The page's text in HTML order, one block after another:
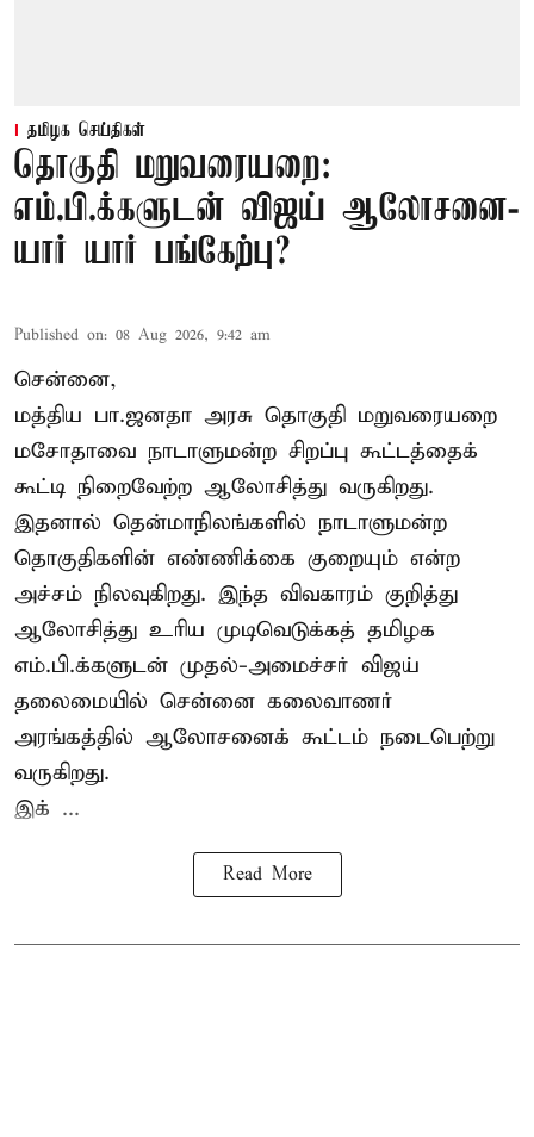
தமிழக செய்திகள்
தொகுதி மறுவரையறை:
எம்.பி.க்களுடன் விஜய் ஆலோசனை-
யார் யார் பங்கேற்பு?
Published on: 08 Aug 2026, 9:42 am
சென்னை,
மத்திய பா.ஜனதா அரசு தொகுதி மறுவரையறை
மசோதாவை நாடாளுமன்ற சிறப்பு கூட்டத்தைக்
கூட்டி நிறைவேற்ற ஆலோசித்து வருகிறது.
இதனால் தென்மாநிலங்களில் நாடாளுமன்ற
தொகுதிகளின் எண்ணிக்கை குறையும் என்ற
அச்சம் நிலவுகிறது. இந்த விவகாரம் குறித்து
ஆலோசித்து உரிய முடிவெடுக்கத் தமிழக
எம்.பி.க்களுடன் முதல்-அமைச்சர் விஜய்
தலைமையில் சென்னை கலைவாணர்
அரங்கத்தில் ஆலோசனைக் கூட்டம் நடைபெற்று
வருகிறது.
இக் ...
Read More